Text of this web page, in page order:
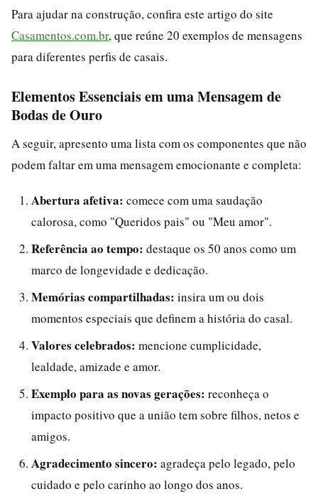
Para ajudar na construção, confira este artigo do site
Casamentos.com.br, que reúne 20 exemplos de mensagens
para diferentes perfis de casais.
Elementos Essenciais em uma Mensagem de
Bodas de Ouro
A seguir, apresento uma lista com os componentes que não
podem faltar em uma mensagem emocionante e completa:
Abertura afetiva: comece com uma saudação
calorosa, como "Queridos pais" ou "Meu amor".
Referência ao tempo: destaque os 50 anos como um
marco de longevidade e dedicação.
Memórias compartilhadas: insira um ou dois
momentos especiais que definem a história do casal.
Valores celebrados: mencione cumplicidade,
lealdade, amizade e amor.
Exemplo para as novas gerações: reconheça o
impacto positivo que a união tem sobre filhos, netos e
amigos.
Agradecimento sincero: agradeça pelo legado, pelo
cuidado e pelo carinho ao longo dos anos.